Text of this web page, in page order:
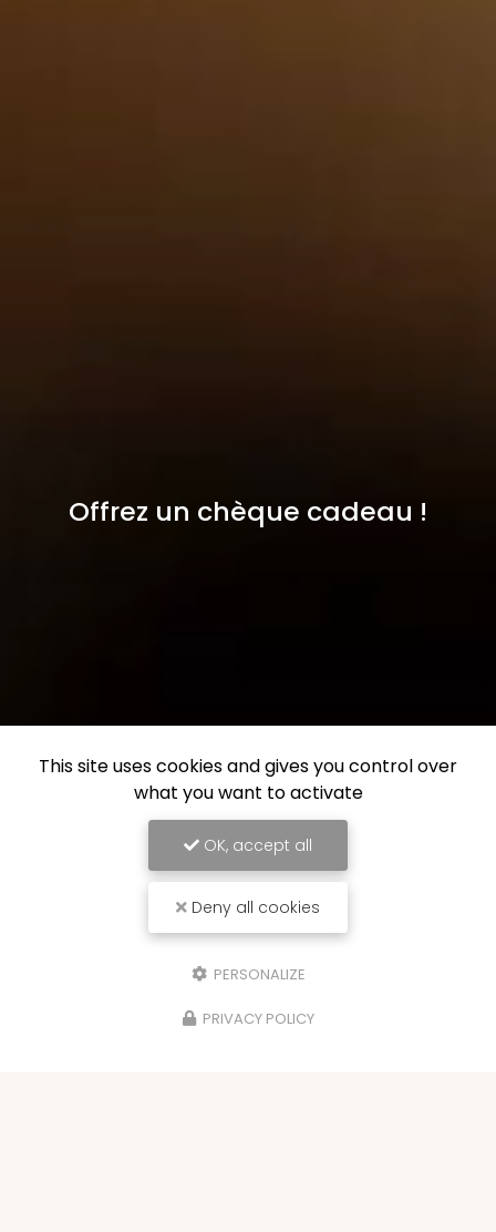
Offrez un chèque cadeau !
This site uses cookies and gives you control over
what you want to activate
OK, accept all
Deny all cookies
PERSONALIZE
PRIVACY POLICY